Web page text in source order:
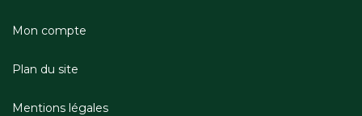
Mon compte
Plan du site
Mentions légales